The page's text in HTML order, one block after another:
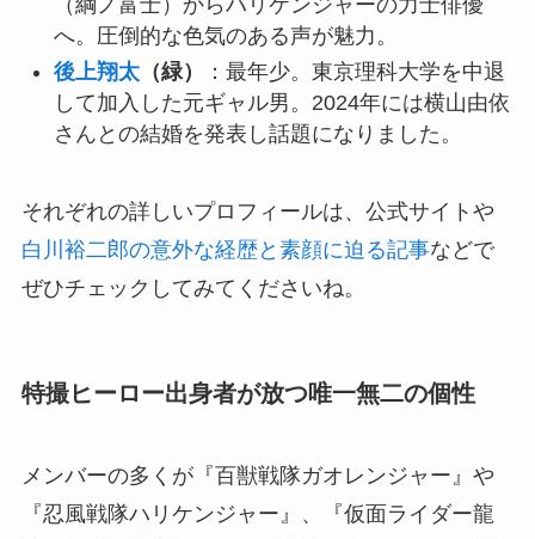
へ。圧倒的な色気のある声が魅力。
後上翔太（緑）
：最年少。東京理科大学を中退
して加入した元ギャル男。2024年には横山由依
さんとの結婚を発表し話題になりました。
それぞれの詳しいプロフィールは、公式サイトや
白川裕二郎の意外な経歴と素顔に迫る記事などで
ぜひチェックしてみてくださいね。
特撮ヒーロー出身者が放つ唯一無二の個性
メンバーの多くが『百獣戦隊ガオレンジャー』や
『忍風戦隊ハリケンジャー』、『仮面ライダー龍